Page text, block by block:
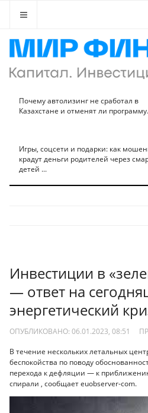
Почему автолизинг не сработал в
Казахстане и отменят ли
Игры, соцсети и подарки: как
крадут деньги родителей через
детей ...
Инвестиции в
— ответ на
энергетический
ОПУБЛИКОВАНО: 06.01.2023, 08:51
В течение нескольких летальных
беспокойства по поводу
перехода к дефляции — к
спирали , сообщает euobserver-com.